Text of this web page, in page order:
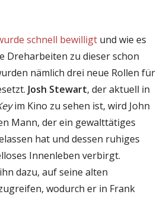
schnell bewilligt und wie es
Dreharbeiten zu dieser schon
nämlich drei neue Rollen für
Josh Stewart, der aktuell in
im Kino zu sehen ist, wird John
Mann, der ein gewalttätiges
hat und dessen ruhiges
Innenleben verbirgt.
dazu, auf seine alten
wodurch er in Frank